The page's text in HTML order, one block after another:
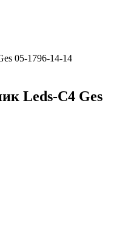
05-1796-14-14
Leds-C4 Ges